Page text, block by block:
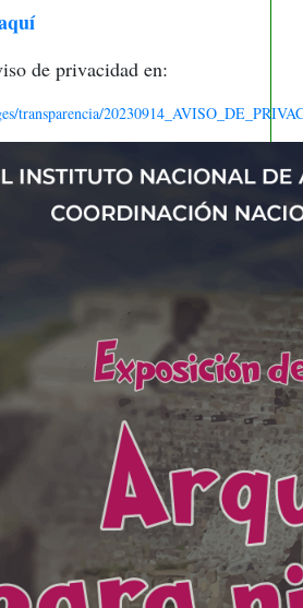
de privacidad en:
transparencia/